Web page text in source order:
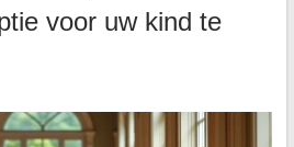
voor uw kind te